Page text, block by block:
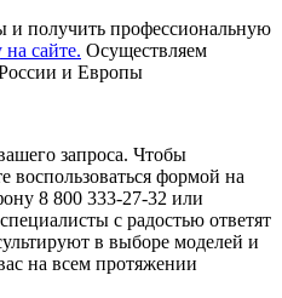
и получить профессиональную
на сайте. Осуществляем
и Европы
запроса. Чтобы
воспользоваться формой на
8 800 333-27-32 или
с радостью ответят
в выборе моделей и
на всем протяжении